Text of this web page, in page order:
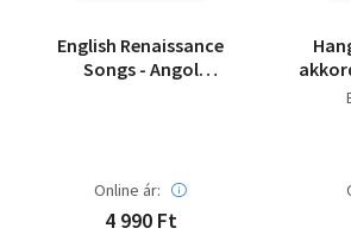
English Renaissance
Songs - Angol
Online ár:
4 990 Ft
I.